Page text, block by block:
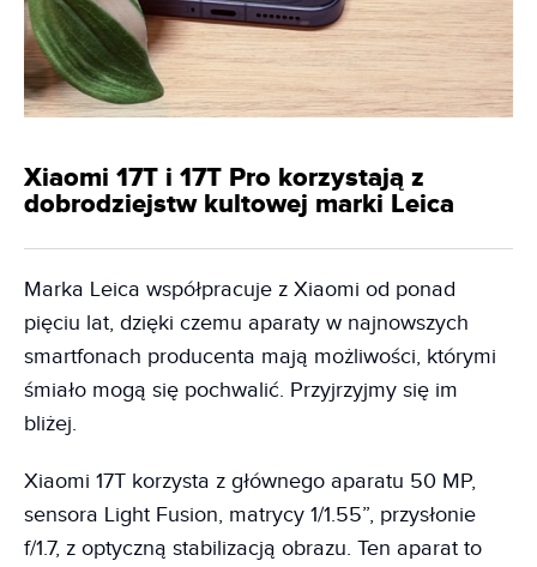
Xiaomi 17T i 17T Pro korzystają z
dobrodziejstw kultowej marki Leica
Marka Leica współpracuje z Xiaomi od ponad
pięciu lat, dzięki czemu aparaty w najnowszych
smartfonach producenta mają możliwości, którymi
śmiało mogą się pochwalić. Przyjrzyjmy się im
bliżej.
Xiaomi 17T korzysta z głównego aparatu 50 MP,
sensora Light Fusion, matrycy 1/1.55”, przysłonie
f/1.7, z optyczną stabilizacją obrazu. Ten aparat to